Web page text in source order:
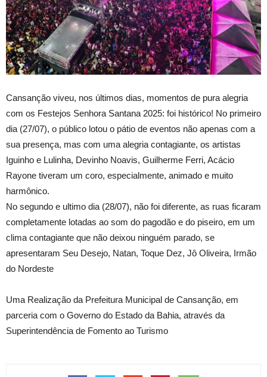
Cansanção viveu, nos últimos dias, momentos de pura alegria
com os Festejos Senhora Santana 2025: foi histórico! No primeiro
dia (27/07), o público lotou o pátio de eventos não apenas com a
sua presença, mas com uma alegria contagiante, os artistas
Iguinho e Lulinha, Devinho Noavis, Guilherme Ferri, Acácio
Rayone tiveram um coro, especialmente, animado e muito
harmônico.
No segundo e ultimo dia (28/07), não foi diferente, as ruas ficaram
completamente lotadas ao som do pagodão e do piseiro, em um
clima contagiante que não deixou ninguém parado, se
apresentaram Seu Desejo, Natan, Toque Dez, Jô Oliveira, Irmão
do Nordeste
Uma Realização da Prefeitura Municipal de Cansanção, em
parceria com o Governo do Estado da Bahia, através da
Superintendência de Fomento ao Turismo